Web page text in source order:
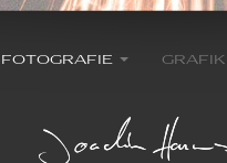
fotografie grafik